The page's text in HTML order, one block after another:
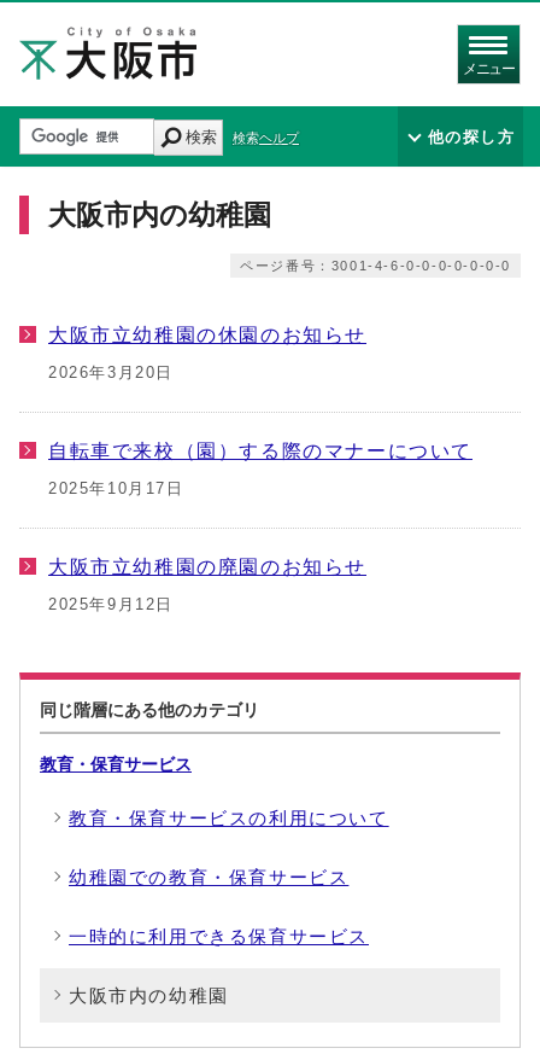
メニュー
検索 検索ヘルプ 他の探し方
大阪市内の幼稚園
ページ番号：3001-4-6-0-0-0-0-0-0-0
大阪市立幼稚園の休園のお知らせ
2026年3月20日
自転車で来校（園）する際のマナーについて
2025年10月17日
大阪市立幼稚園の廃園のお知らせ
2025年9月12日
同じ階層にある他のカテゴリ
教育・保育サービス
教育・保育サービスの利用について
幼稚園での教育・保育サービス
一時的に利用できる保育サービス
大阪市内の幼稚園